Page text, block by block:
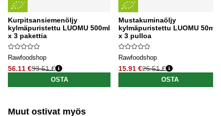
Kurpitsansiemenöljy
kylmäpuristettu LUOMU 500ml
x 3 pakettia
Rawfoodshop
56.11 €
Normaali hinta
93.51 €
OSTA
Mustakuminaöljy
kylmäpuristettu LUOMU 50ml
x 3 pulloa
Rawfoodshop
15.91 €
Normaali hinta
26.51 €
OSTA
Muut ostivat myös